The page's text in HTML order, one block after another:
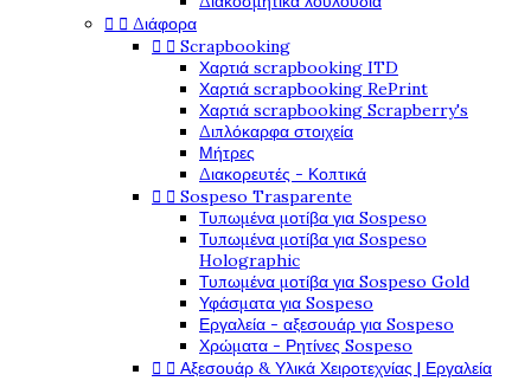
  Διάφορα
  Scrapbooking
Χαρτιά scrapbooking ITD
Χαρτιά scrapbooking RePrint
Χαρτιά scrapbooking Scrapberry's
Διπλόκαρφα στοιχεία
Μήτρες
Διακορευτές - Κοπτικά
  Sospeso Trasparente
Τυπωμένα μοτίβα για Sospeso
Τυπωμένα μοτίβα για Sospeso
Holographic
Τυπωμένα μοτίβα για Sospeso Gold
Υφάσματα για Sospeso
Εργαλεία - αξεσουάρ για Sospeso
Χρώματα - Ρητίνες Sospeso
  Αξεσουάρ & Υλικά Χειροτεχνίας | Εργαλεία